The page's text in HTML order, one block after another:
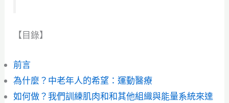
【目錄】
前言
為什麼？中老年人的希望：運動醫療
如何做？我們訓練肌肉和和其他組織與能量系統來達